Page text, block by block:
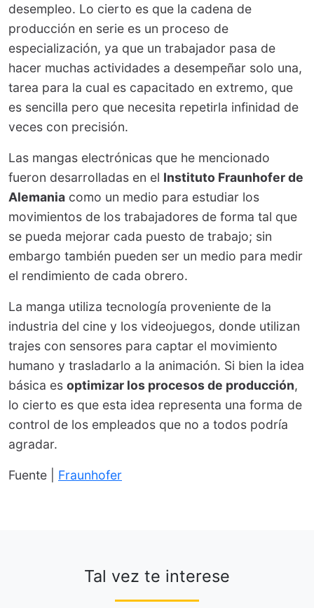
desempleo. Lo cierto es que la cadena de
producción en serie es un proceso de
especialización, ya que un trabajador pasa de
hacer muchas actividades a desempeñar solo una,
tarea para la cual es capacitado en extremo, que
es sencilla pero que necesita repetirla infinidad de
veces con precisión.
Las mangas electrónicas que he mencionado
fueron desarrolladas en el Instituto Fraunhofer de
Alemania como un medio para estudiar los
movimientos de los trabajadores de forma tal que
se pueda mejorar cada puesto de trabajo; sin
embargo también pueden ser un medio para medir
el rendimiento de cada obrero.
La manga utiliza tecnología proveniente de la
industria del cine y los videojuegos, donde utilizan
trajes con sensores para captar el movimiento
humano y trasladarlo a la animación. Si bien la idea
básica es optimizar los procesos de producción,
lo cierto es que esta idea representa una forma de
control de los empleados que no a todos podría
agradar.
Fuente | Fraunhofer
Tal vez te interese